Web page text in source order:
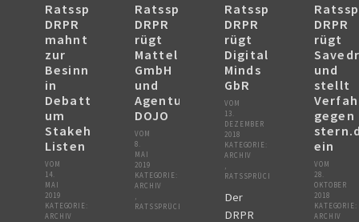
Ratsspruch
DRPR
mahnt
zur
Besinnung
in
Debatte
um
Stakeholder-
Listen
VOM
14.
MAI
2019
KATEGORIE:
ARCHIV
Ratsspruch
DRPR
rügt
Mattel
GmbH
und
Agentur
DOJO
VOM
8.
MAI
2019
KATEGORIE:
ARCHIV
RATSSPRÜCHE
Ratsspruch
DRPR
rügt
Digital
Minds
GbR
VOM
13.
DEZEMBER
2018
KATEGORIE:
ARCHIV
RATSSPRÜCHE
Der
DRPR
DRPR
rügt
und
stellt
gegen
ein
VOM
28.
OKTOBER
2018
KATEGORIE:
ARCHIV